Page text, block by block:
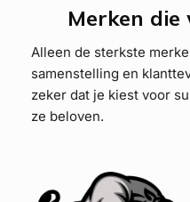
Merken die
Alleen de sterkste
samenstelling en
zeker dat je kiest voor
ze beloven.